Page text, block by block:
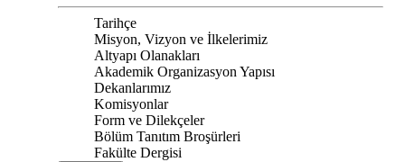
Tarihçe
Misyon, Vizyon ve İlkelerimiz
Altyapı Olanakları
Akademik Organizasyon Yapısı
Dekanlarımız
Komisyonlar
Form ve Dilekçeler
Bölüm Tanıtım Broşürleri
Fakülte Dergisi